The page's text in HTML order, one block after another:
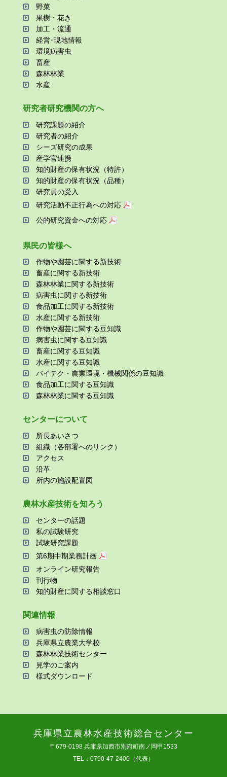
野菜
果樹・花き
加⼯・流通
経営･現地情報
環境病害⾍
畜産
森林林業
⽔産
研究者研究機関の⽅へ
研究課題の紹介
研究者の紹介
シーズ研究の成果
産学官連携
知的財産の保有状況（特許）
知的財産の保有状況（品種）
研究員の受⼊
研究活動不正⾏為への対応
公的研究資金への対応
県⺠の皆様へ
作物や園芸に関する新技術
畜産に関する新技術
森林林業に関する新技術
病害⾍に関する新技術
⾷品加⼯に関する新技術
⽔産に関する新技術
作物や園芸に関する⾖知識
病害⾍に関する⾖知識
畜産に関する⾖知識
⽔産に関する⾖知識
バイテク・農業環境・機械関係の⾖知識
⾷品加⼯に関する⾖知識
森林林業に関する⾖知識
センターについて
所⻑あいさつ
組織（各部署へのリンク）
アクセス
沿⾰
所内の施設配置図
農林⽔産技術を知ろう
センターの話題
私の試験研究
試験研究課題
第6期中期業務計画
オンライン研究報告
刊⾏物
知的財産に関する相談窓⼝
関連情報
病害⾍の防除情報
兵庫県⽴農業⼤学校
森林林業技術センター
⾒学のご案内
様式ダウンロード
兵庫県⽴農林⽔産技術総合センター
〒679-0198 兵庫県加⻄市別府町南ノ岡甲1533
TEL：0790-47-2400（代表）